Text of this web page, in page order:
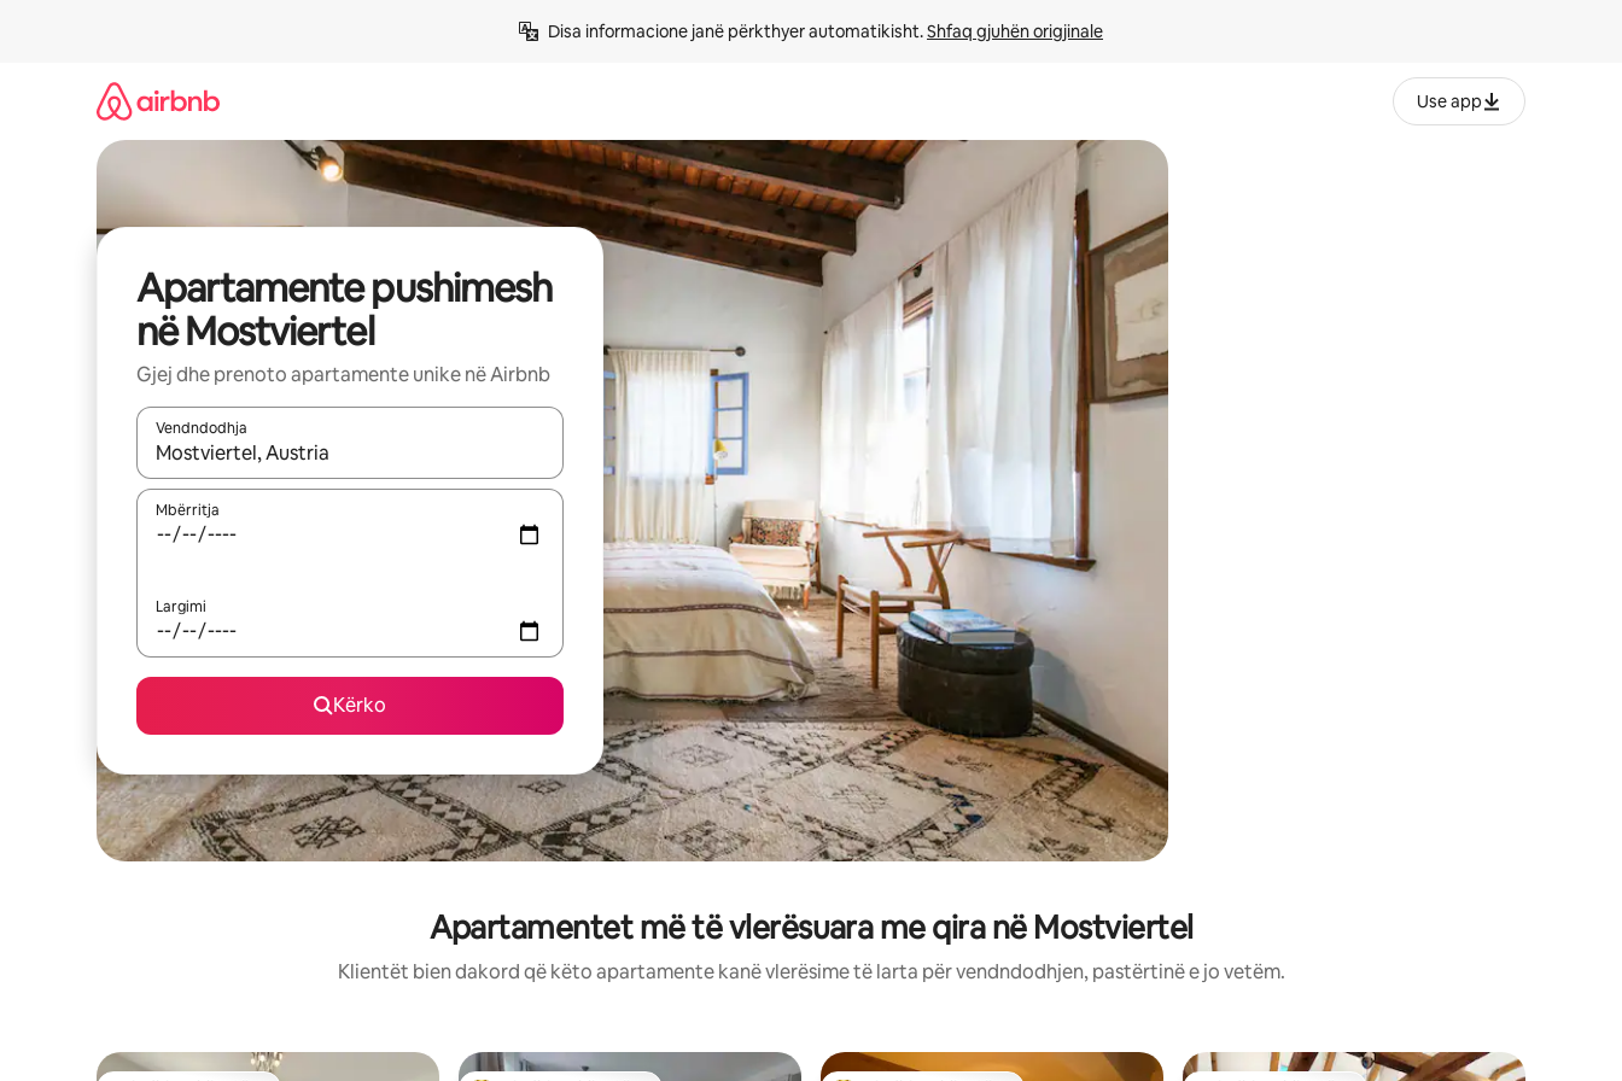
Disa informacione janë përkthyer automatikisht. Shfaq gjuhën origjinale
Use app
Apartamente pushimesh
në Mostviertel
Gjej dhe prenoto apartamente unike në Airbnb
Vendndodhja
Kur rezultatet të jenë të disponueshme, lëviz me butonat e shigjetave lart e poshtë ose eksploro duke prekur ose duke lëvizur ekranin.
Mbërritja
Largimi
Kërko
Apartamentet më të vlerësuara me qira në Mostviertel
Klientët bien dakord që këto apartamente kanë vlerësime të larta për vendndodhjen, pastërtinë e jo vetëm.